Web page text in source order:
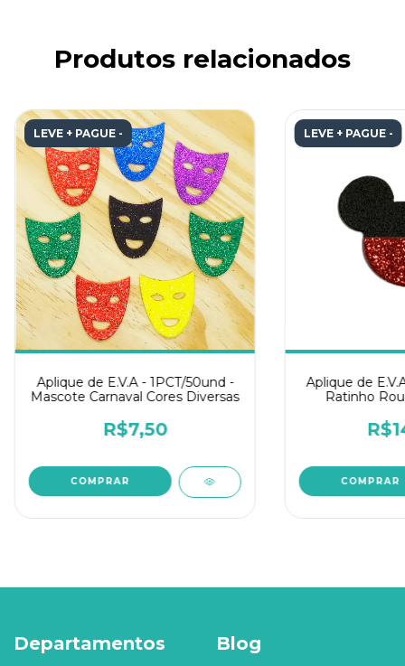
Produtos relacionados
LEVE + PAGUE -
Aplique de E.V.A - 1PCT/50und -
Mascote Carnaval Cores Diversas
R$7,50
LEVE + PAGUE -
Aplique de
Ratinho
Departamentos Blog